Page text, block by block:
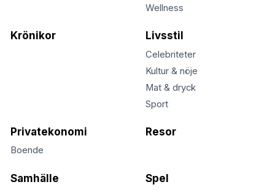
Wellness
Krönikor Livsstil
Celebriteter
Kultur & nöje
Mat & dryck
Sport
Privatekonomi
Boende
Resor
Samhälle Spel